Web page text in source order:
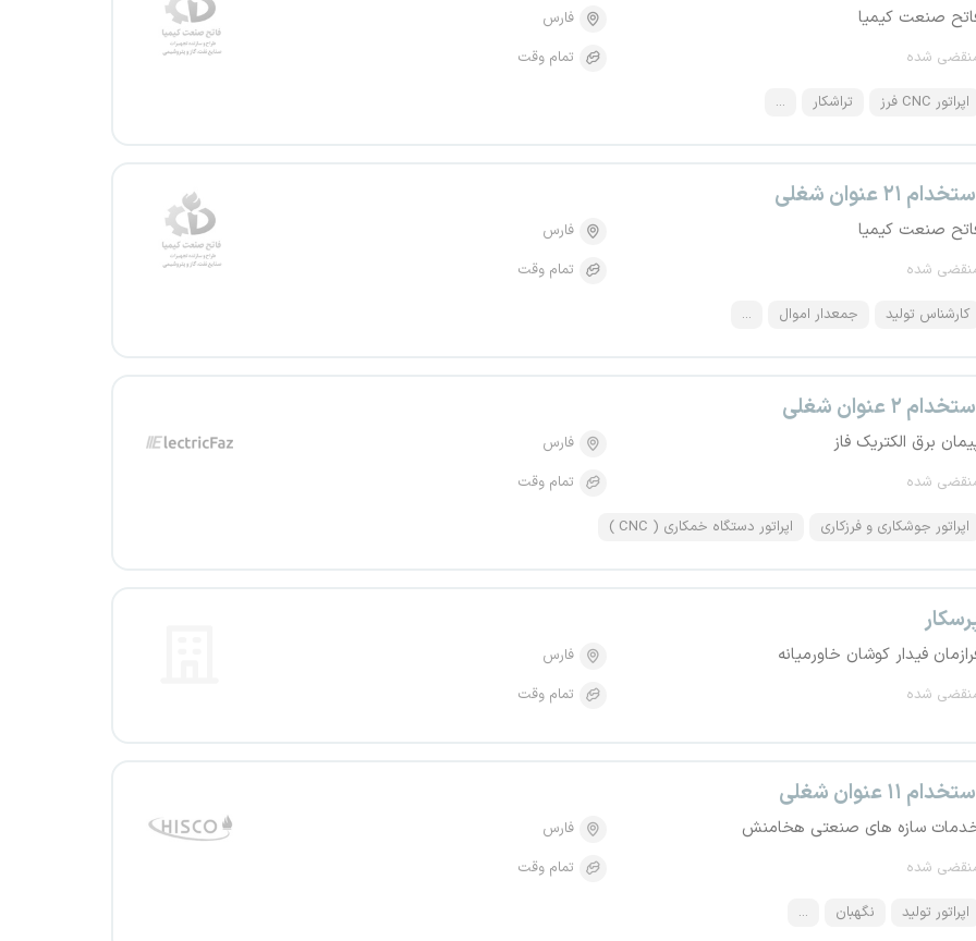
صنعت کیمیا
شده
فارس
تمام وقت
اپراتور CNC فرز تراشکار ...
۲۱ عنوان شغلی
صنعت کیمیا
شده
فارس
تمام وقت
کارشناس تولید جمعدار اموال ...
۲ عنوان شغلی
برق الکتریک فاز
شده
فارس
تمام وقت
اپراتور جوشکاری و فرزکاری اپراتور دستگاه خمکاری ( CNC )
فیدار کوشان خاورمیانه
شده
فارس
تمام وقت
۱۱ عنوان شغلی
سازه های صنعتی هخامنش
شده
فارس
تمام وقت
اپراتور تولید نگهبان ...